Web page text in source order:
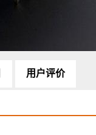
用户评价